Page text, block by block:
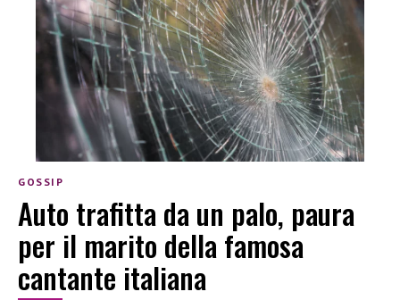
GOSSIP
Auto trafitta da un palo, paura
per il marito della famosa
cantante italiana